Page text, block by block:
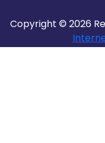
Copyright © 2026